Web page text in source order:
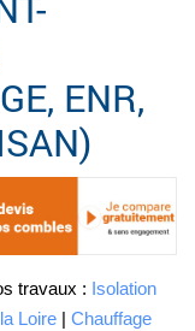
ENR,
travaux : Isolation
Loire Chauffage